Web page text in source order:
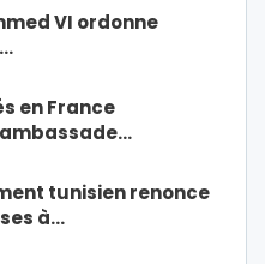
VI ordonne
en France
tunisien renonce
à…